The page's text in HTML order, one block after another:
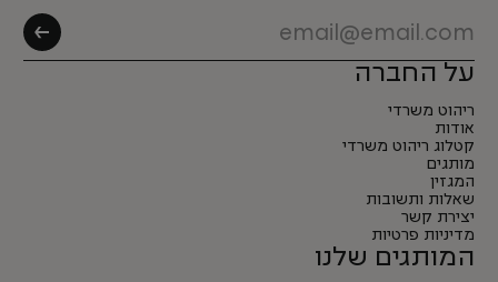
על החברה
ריהוט משרדי
אודות
קטלוג ריהוט משרדי
מותגים
המגזין
שאלות ותשובות
יצירת קשר
מדיניות פרטיות
המותגים שלנו